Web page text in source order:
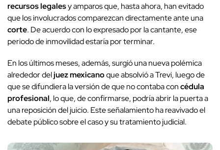
recursos legalesy amparos que, hasta ahora, han evitado
que los involucrados comparezcan directamente ante una
corte. De acuerdo con lo expresado por la cantante, ese
periodo de inmovilidad estaría por terminar.
En los últimos meses, además, surgió una nueva polémica
alrededor deljuez mexicanoque absolvió a Trevi, luego de
que se difundiera la versión de que no contaba concédula
profesional, lo que, de confirmarse, podría abrir la puerta a
una reposición del juicio. Este señalamiento ha reavivado el
debate público sobre el caso y su tratamiento judicial.